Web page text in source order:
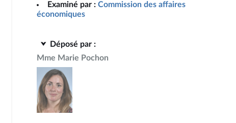
Date de dépôt
26 avril 2024
26 avril 2024
Examiné par : Commission des affaires
économiques
Déposé par :
Mme Marie Pochon